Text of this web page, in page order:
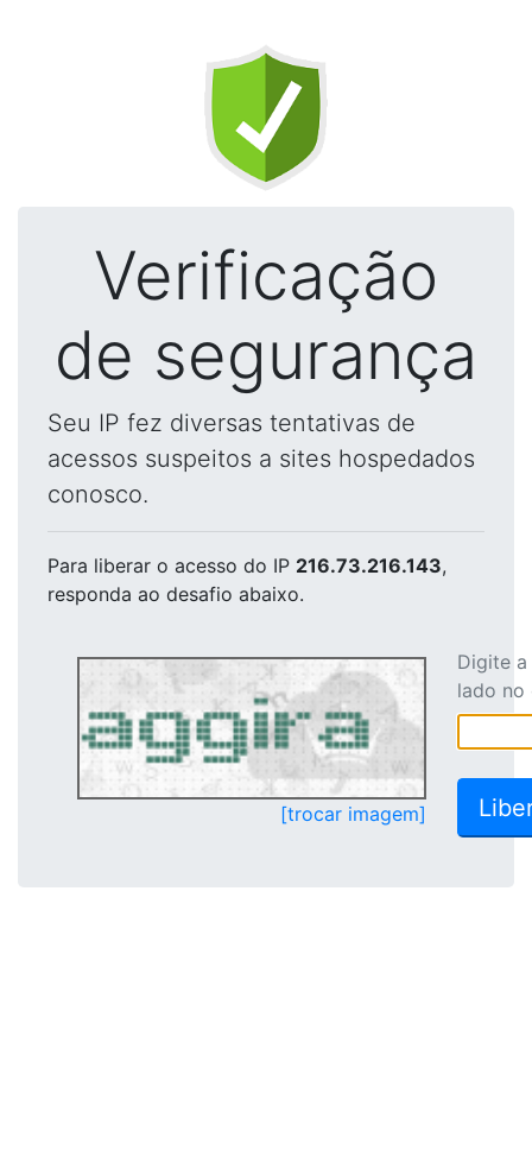
Verificação
de segurança
Seu IP fez diversas tentativas de
acessos suspeitos a sites hospedados
conosco.
Para liberar o acesso do IP 216.73.216.143,
responda ao desafio abaixo.
[trocar imagem]
Digite
lado no